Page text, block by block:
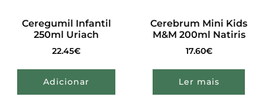
Ceregumil Infantil
250ml Uriach
22.45€
Adicionar
Cerebrum Mini Kids
M&M 200ml Natiris
17.60€
Ler mais